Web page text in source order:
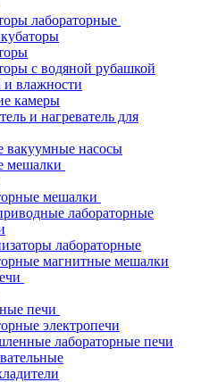
лабораторные
с водяной рубашкой
влажности
камеры
и нагреватель для
вакуумные насосы
мешалки
мешалки
лабораторные
лабораторные
магнитные мешалки
печи
электропечи
лабораторные печи